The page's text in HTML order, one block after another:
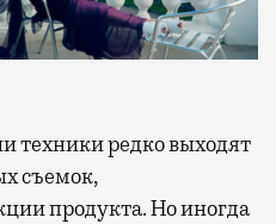
съемок,
продукта. Но иногда